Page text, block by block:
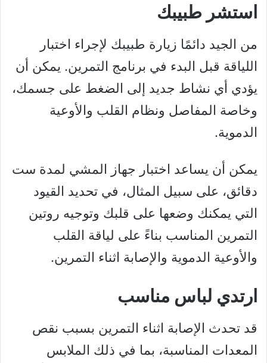
استشر طبيبك
من الجيد دائمًا زيارة طبيبك لإجراء اختبار
اللياقة قبل البدء في برنامج التمرين. يمكن أن
يؤدي أي نشاط جديد إلى الضغط على جسمك،
وخاصة المفاصل ونظام القلب والأوعية
الدموية.
يمكن أن يساعد اختبار جهاز المشي لمدة ست
دقائق، على سبيل المثال، في تحديد القيود
التي يمكنك وضعها على قلبك وتوجيه روتين
التمرين المناسب بناءً على لياقة القلب
والأوعية الدموية والإصابة اثناء التمرين.
ارتدي لباس مناسب
قد تحدث الإصابة اثناء التمرين بسبب نقص
المعدات المناسبة، بما في ذلك الملابس